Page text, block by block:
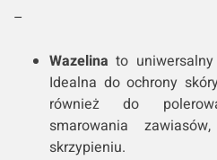
–
Wazelina to
Idealna do ochrony
również do
smarowania
skrzypieniu.